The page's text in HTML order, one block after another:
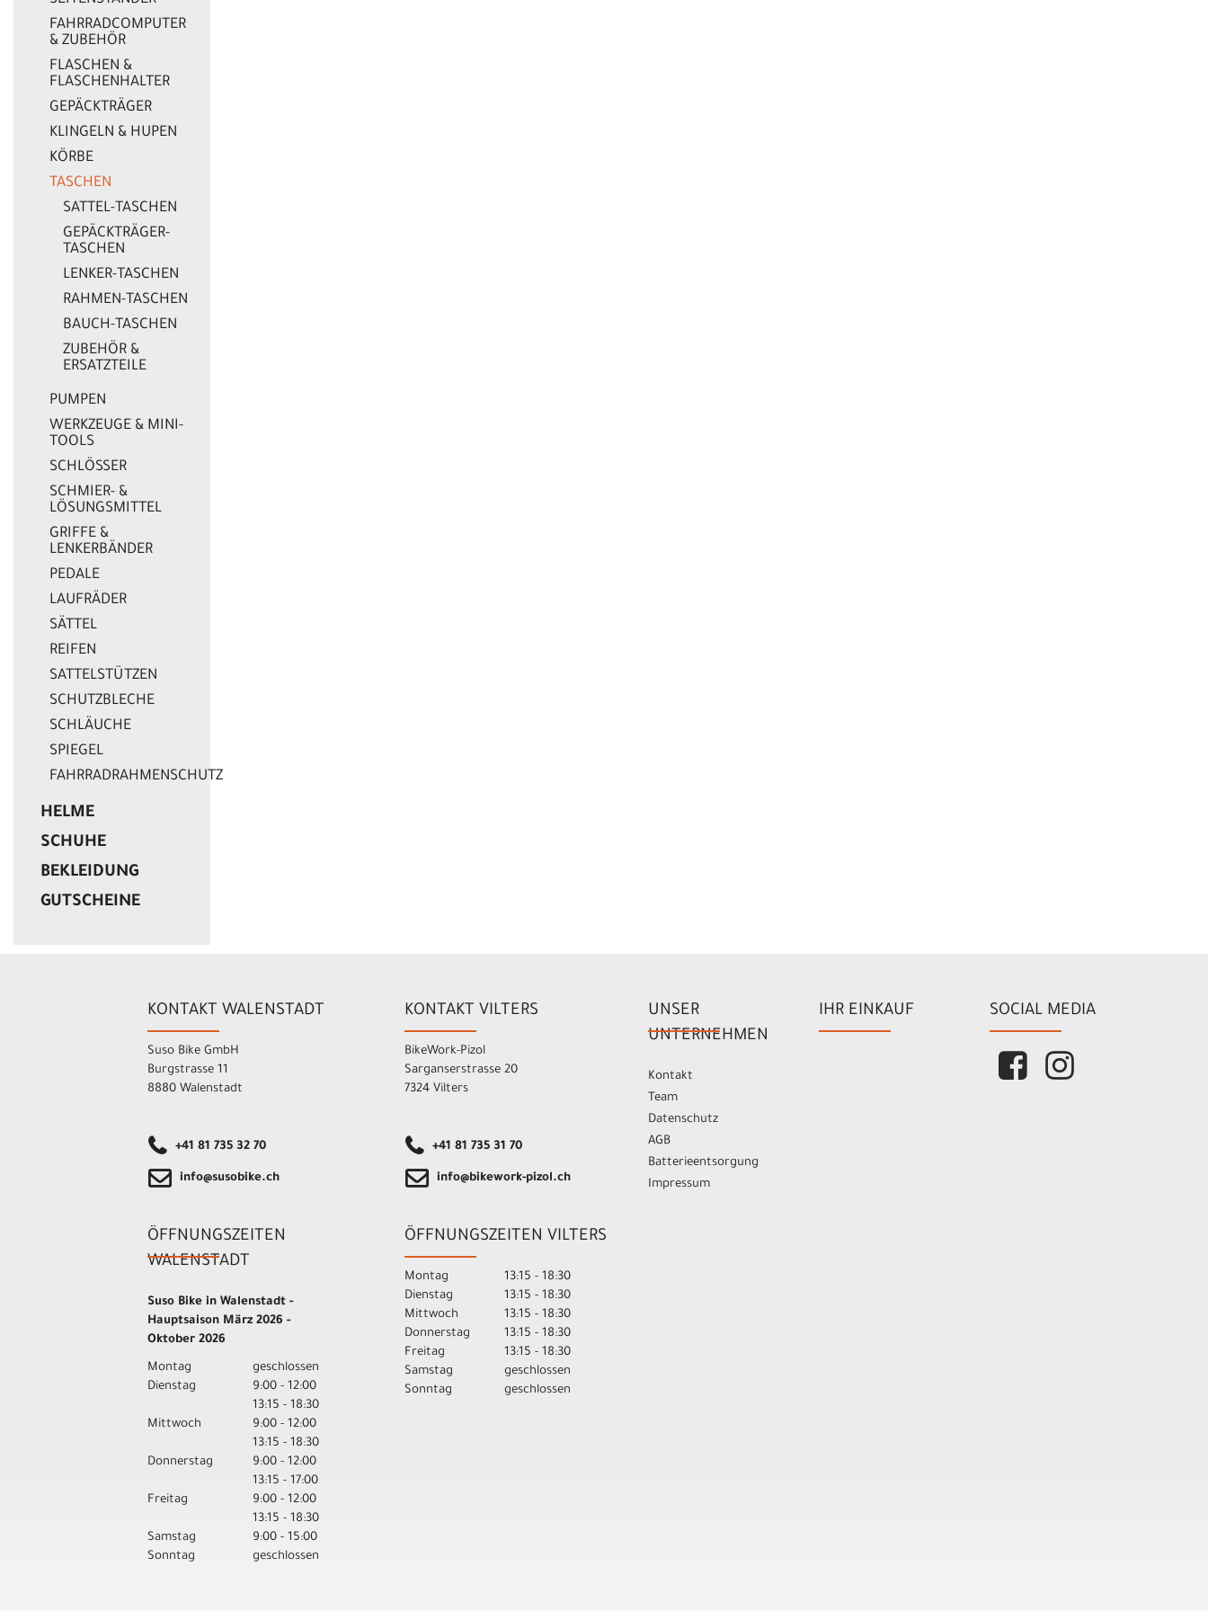
FAHRRADCOMPUTER
& ZUBEHÖR
FLASCHEN &
FLASCHENHALTER
GEPÄCKTRÄGER
KLINGELN & HUPEN
KÖRBE
TASCHEN
SATTEL-TASCHEN
GEPÄCKTRÄGER-
TASCHEN
LENKER-TASCHEN
RAHMEN-TASCHEN
BAUCH-TASCHEN
ZUBEHÖR &
ERSATZTEILE
PUMPEN
WERKZEUGE & MINI-
TOOLS
SCHLÖSSER
SCHMIER- &
LÖSUNGSMITTEL
GRIFFE &
LENKERBÄNDER
PEDALE
LAUFRÄDER
SÄTTEL
REIFEN
SATTELSTÜTZEN
SCHUTZBLECHE
SCHLÄUCHE
SPIEGEL
FAHRRADRAHMENSCHUTZ
HELME
SCHUHE
BEKLEIDUNG
GUTSCHEINE
KONTAKT WALENSTADT
Suso Bike GmbH
Burgstrasse 11
8880 Walenstadt
+41 81 735 32 70
info@susobike.ch
ÖFFNUNGSZEITEN
WALENSTADT
Suso Bike in Walenstadt -
Hauptsaison März 2026 -
Oktober 2026
Montag
geschlossen
Dienstag
9:00 - 12:00
13:15 - 18:30
Mittwoch
9:00 - 12:00
13:15 - 18:30
Donnerstag
9:00 - 12:00
13:15 - 17:00
Freitag
9:00 - 12:00
13:15 - 18:30
Samstag
9:00 - 15:00
Sonntag
geschlossen
KONTAKT VILTERS
BikeWork-Pizol
Sarganserstrasse 20
7324 Vilters
+41 81 735 31 70
info@bikework-pizol.ch
ÖFFNUNGSZEITEN VILTERS
Montag
13:15 - 18:30
Dienstag
13:15 - 18:30
Mittwoch
13:15 - 18:30
Donnerstag
13:15 - 18:30
Freitag
13:15 - 18:30
Samstag
geschlossen
Sonntag
geschlossen
UNSER
UNTERNEHMEN
Kontakt
Team
Datenschutz
AGB
Batterieentsorgung
Impressum
IHR EINKAUF SOCIAL MEDIA